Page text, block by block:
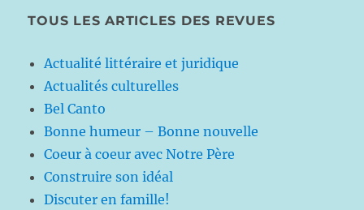
TOUS LES ARTICLES DES REVUES
Actualité littéraire et juridique
Actualités culturelles
Bel Canto
Bonne humeur – Bonne nouvelle
Coeur à coeur avec Notre Père
Construire son idéal
Discuter en famille!